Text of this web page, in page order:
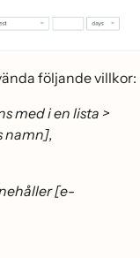
följande villkor:
med i en lista >
namn],
[e-